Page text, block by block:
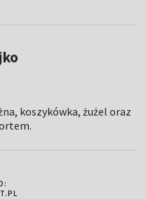
koszykówka, żużel oraz